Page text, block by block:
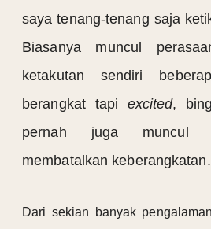
saya tenang-tenang saja
Biasanya muncul
ketakutan sendiri
berangkat tapi excited,
pernah juga muncul
membatalkan keberangkatan.
Dari sekian banyak